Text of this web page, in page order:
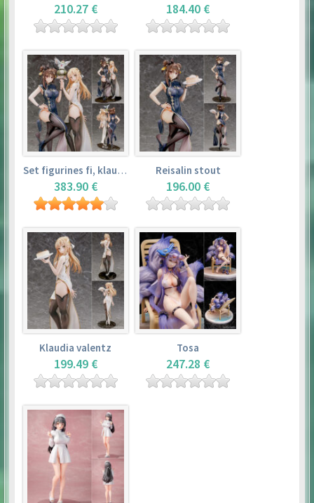
210.27 € 184.40 €
Set figurines fi, klaudia valentz, reisalin stout
383.90 €
Reisalin stout
196.00 €
Klaudia valentz
199.49 €
Tosa
247.28 €